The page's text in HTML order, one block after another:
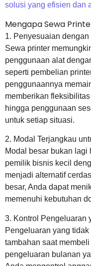
solusi yang efisien dan
Mengapa Sewa
1. Penyesuaian dengan
Sewa printer
penggunaan alat
seperti pembelian
penggunaannya
memberikan
hingga penggunaan
untuk setiap situasi.
2. Modal Terjangkau
Modal besar bukan lagi
pemilik bisnis kecil
menjadi alternatif
besar, Anda dapat
memenuhi kebutuhan
3. Kontrol Pengeluaran
Pengeluaran yang
tambahan saat
pengeluaran bulanan